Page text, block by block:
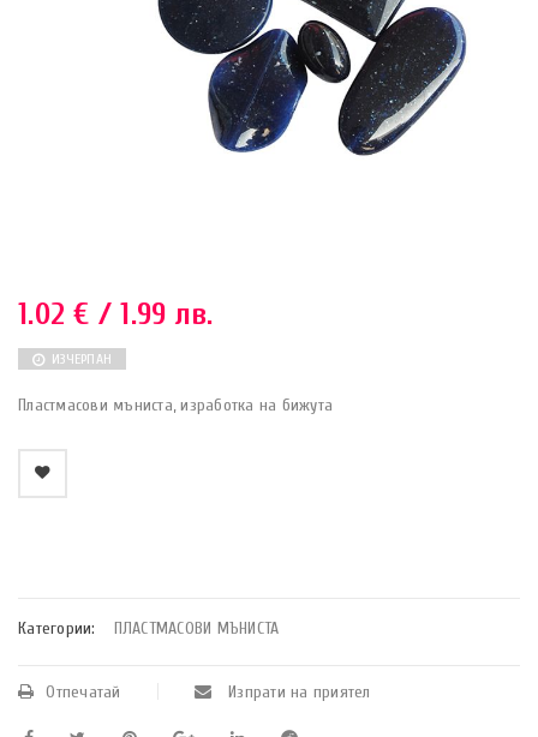
1.02€ / 1.99 лв.
ИЗЧЕРПАН
Пластмасови мъниста, изработка на бижута
Категории: ПЛАСТМАСОВИ МЪНИСТА
Отпечатай Изпрати на приятел